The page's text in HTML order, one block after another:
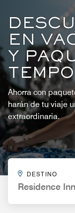
EN
Y
Ahorra con
harán de tu viaje
extraordinaria.
DESTINO
Residence